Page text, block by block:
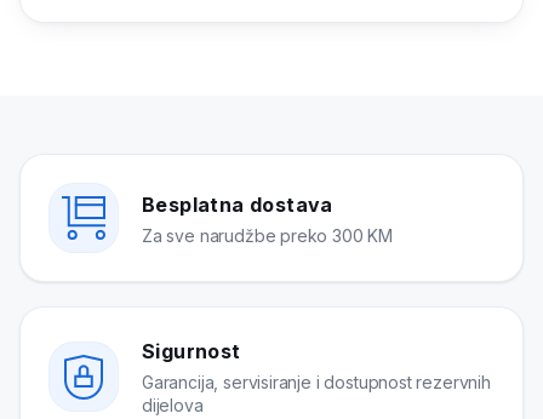
Besplatna dostava
Za sve narudžbe preko 300 KM
Sigurnost
Garancija, servisiranje i dostupnost rezervnih
dijelova